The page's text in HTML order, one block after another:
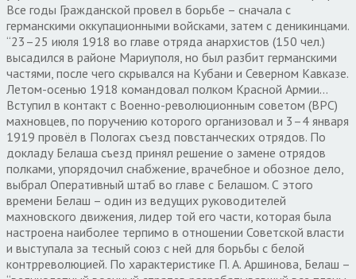
Все годы Гражданской провел в борьбе – сначала с
германскими оккупационными войсками, затем с деникинцами.
“23–25 июля 1918 во главе отряда анархистов (150 чел.)
высадился в районе Мариуполя, но был разбит германскими
частями, после чего скрывался на Кубани и Северном Кавказе.
Летом-осенью 1918 командовал полком Красной Армии…
Вступил в контакт с Военно-революционным советом (ВРС)
махновцев, по поручению которого организовал и 3–4 января
1919 провёл в Пологах съезд повстанческих отрядов. По
докладу Белаша съезд принял решение о замене отрядов
полками, упорядочил снабжение, врачебное и обозное дело,
выбрал Оперативный штаб во главе с Белашом. С этого
времени Белаш – один из ведущих руководителей
махновского движения, лидер той его части, которая была
настроена наиболее терпимо в отношении Советской власти
и выступала за тесный союз с ней для борьбы с белой
контрреволюцией. По характеристике П. А. Аршинова, Белаш –